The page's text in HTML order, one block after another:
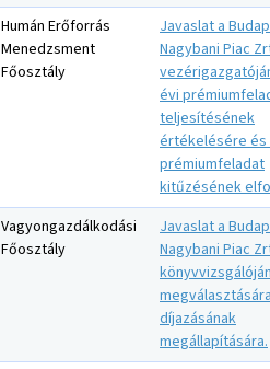
Humán Erőforrás
Menedzsment
Főosztály
Javaslat a
Nagybani Piac
évi
teljesítésének
értékelésére és
prémiumfeladat
kitűzésének
Vagyongazdálkodási
Főosztály
Javaslat a
Nagybani Piac
díjazásának
megállapítására.